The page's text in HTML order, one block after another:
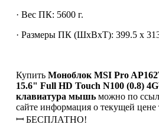
· Вес ПК: 5600 г.
· Размеры ПК (ШхВхТ): 399.5 х
Купить Моноблок MSI Pro
15.6" Full HD Touch N100 (0.8)
клавиатура мышь можно по
сайте информация о текущей
ꟷ БЕСПЛАТНО!